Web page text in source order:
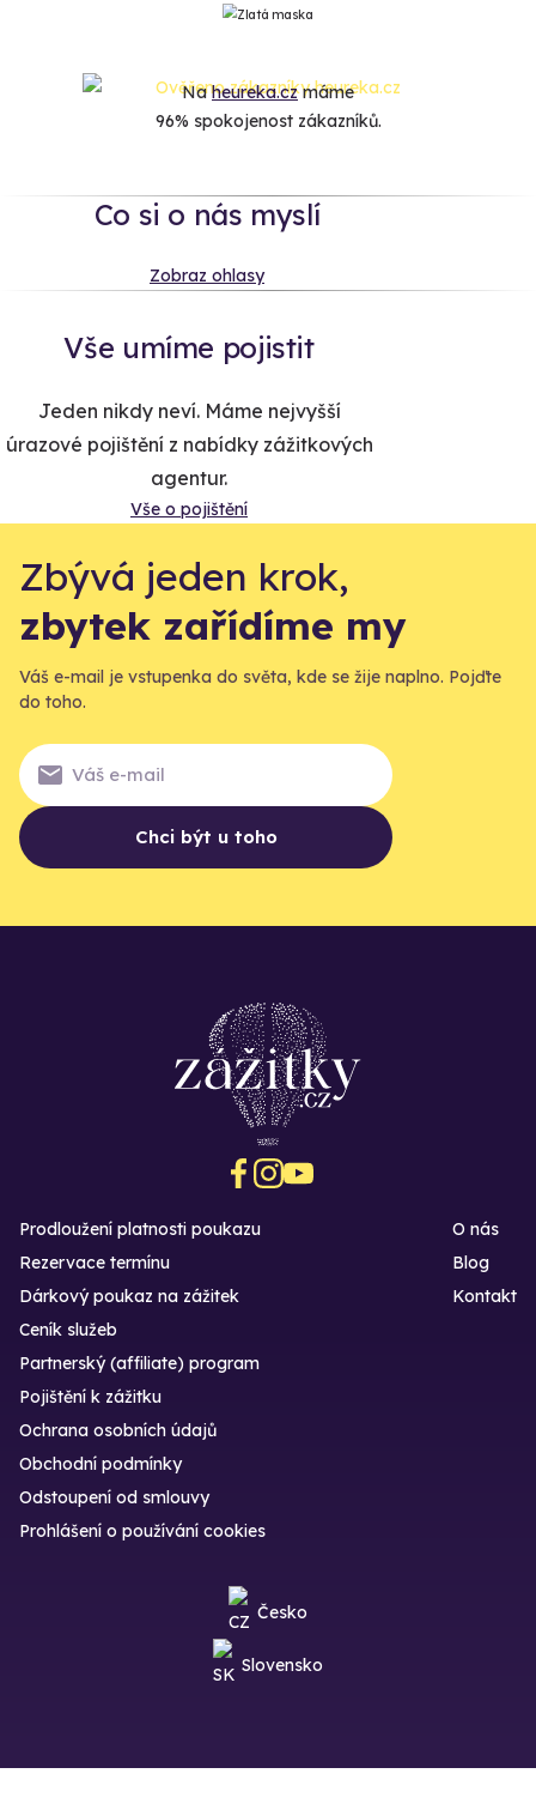
Naheureka.czmáme
96% spokojenost zákazníků.
Co si o nás myslí
Zobraz ohlasy
Vše umíme pojistit
Jeden nikdy neví. Máme nejvyšší
úrazové pojištění z nabídky zážitkových
agentur.
Vše o pojištění
Zbývá jeden krok,
zbytek zařídíme my
Váš e-mail je vstupenka do světa, kde se žije naplno. Pojďte
do toho.
Chci být u toho
Prodloužení platnosti poukazu
Rezervace termínu
Dárkový poukaz na zážitek
O nás
Blog
Kontakt
Ceník služeb
Partnerský (affiliate) program
Pojištění k zážitku
Ochrana osobních údajů
Obchodní podmínky
Odstoupení od smlouvy
Prohlášení o používání cookies
Česko
Slovensko